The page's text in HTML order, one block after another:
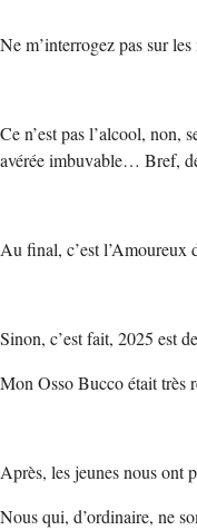
Ne m’interrogez pas sur
Ce n’est pas l’alcool, non,
avérée imbuvable… Bref,
Au final, c’est l’Amoureux
Sinon, c’est fait, 2025 est
Mon Osso Bucco était très
Après, les jeunes nous ont
Nous qui, d’ordinaire, ne